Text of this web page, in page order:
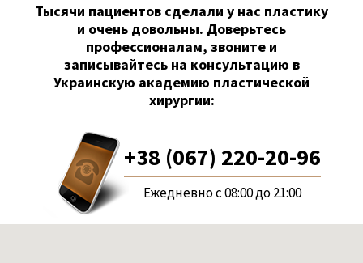
Тысячи пациентов сделали у нас пластику
и очень довольны. Доверьтесь
профессионалам, звоните и
записывайтесь на консультацию в
Украинскую академию пластической
хирургии:
+38 (067) 220-20-96
Ежедневно с 08:00 до 21:00